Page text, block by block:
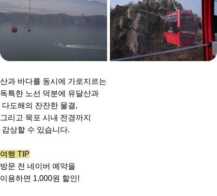
산과 바다를 동시에 가로지르는
독특한 노선 덕분에 유달산과
다도해의 잔잔한 물결,
그리고 목포 시내 전경까지
감상할 수 있습니다.
여행 TIP
방문 전 네이버 예약을
이용하면 1,000원 할인!